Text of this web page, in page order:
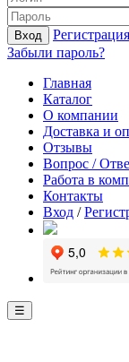
Вход
Регистрация
Забыли пароль?
Главная
Каталог
О компании
Доставка и
Отзывы
Вопрос /
Работа в
Контакты
Вход /
☰